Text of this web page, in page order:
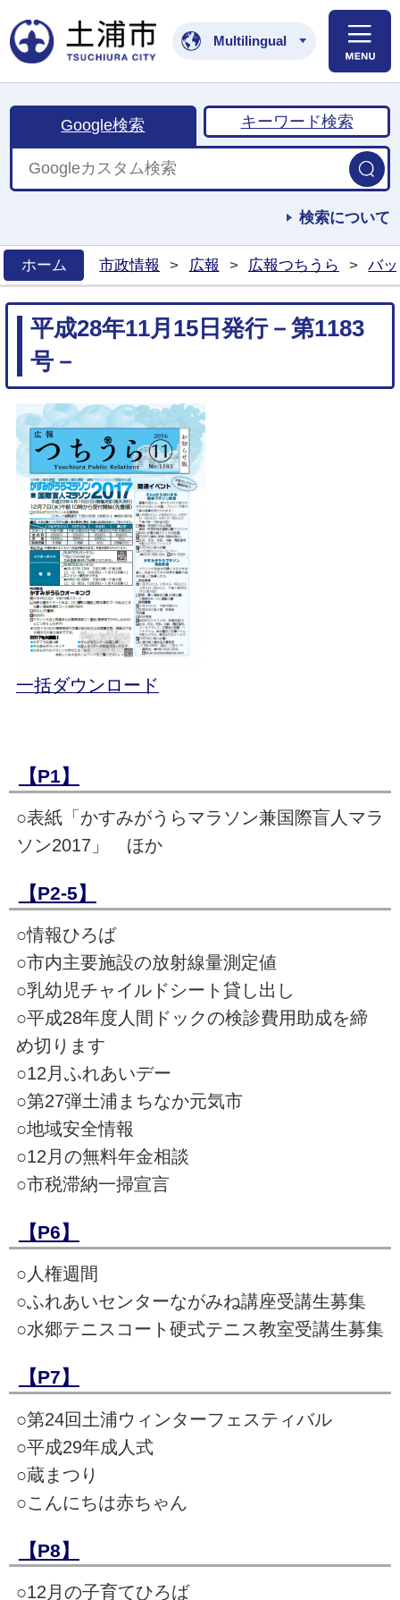
土浦市公式ホームペ
Multilingual
Google検索 キーワード検索
検索について
ホーム
市政情報 > 広報 > 広報つちうら > バ
平成28年11月15日発行－第1183
号－
一括ダウンロード
【P1】
○表紙「かすみがうらマラソン兼国際盲人マラ
ソン2017」 ほか
【P2-5】
○情報ひろば
○市内主要施設の放射線量測定値
○乳幼児チャイルドシート貸し出し
○平成28年度人間ドックの検診費用助成を締
め切ります
○12月ふれあいデー
○第27弾土浦まちなか元気市
○地域安全情報
○12月の無料年金相談
○市税滞納一掃宣言
【P6】
○人権週間
○ふれあいセンターながみね講座受講生募集
○水郷テニスコート硬式テニス教室受講生募集
【P7】
○第24回土浦ウィンターフェスティバル
○平成29年成人式
○蔵まつり
○こんにちは赤ちゃん
【P8】
○12月の子育てひろば